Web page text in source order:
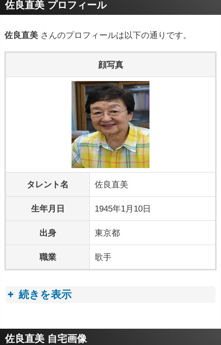
佐良直美 プロフィール
佐良直美 さんのプロフィールは以下の通りです。
顔写真
タレント名 佐良直美
生年月日 1945年1月10日
出身 東京都
職業 歌手
続きを表示
プロフィールトピック
佐良直美 自宅画像